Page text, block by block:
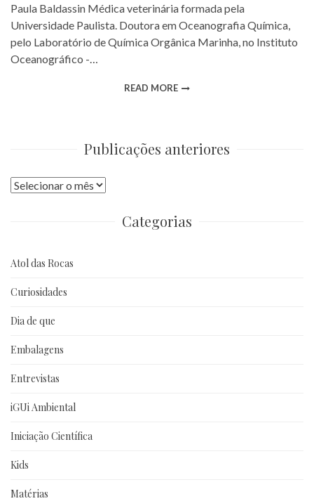
Paula Baldassin Médica veterinária formada pela
Universidade Paulista. Doutora em Oceanografia Química,
pelo Laboratório de Química Orgânica Marinha, no Instituto
Oceanográfico -…
READ MORE
Publicações anteriores
Publicações
Categorias
Atol das Rocas
Curiosidades
Dia de que
Embalagens
Entrevistas
iGUi Ambiental
Iniciação Científica
Kids
Matérias